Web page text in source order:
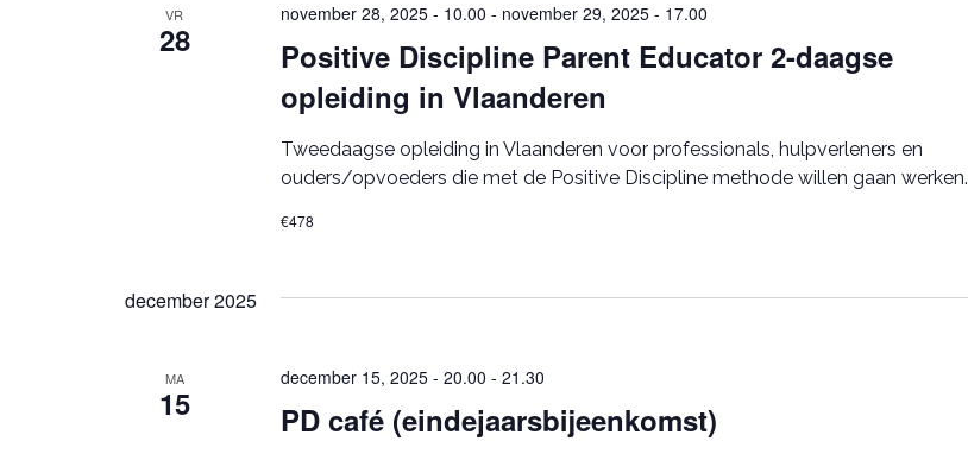
VR
28
Positive Discipline Parent Educator 2-daagse
opleiding in Vlaanderen
november 28, 2025 - 10.00 - november 29, 2025 - 17.00
Tweedaagse opleiding in Vlaanderen voor professionals, hulpverleners en
ouders/opvoeders die met de Positive Discipline methode willen gaan werken.
€478
december 2025
MA
15 PD café (eindejaarsbijeenkomst)
december 15, 2025 - 20.00 -21.30